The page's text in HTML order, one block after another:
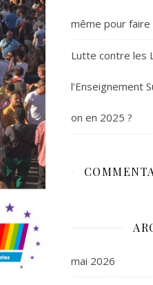
même pour
Lutte contre les
l’Enseignement
on en 2025 ?
mai 2026